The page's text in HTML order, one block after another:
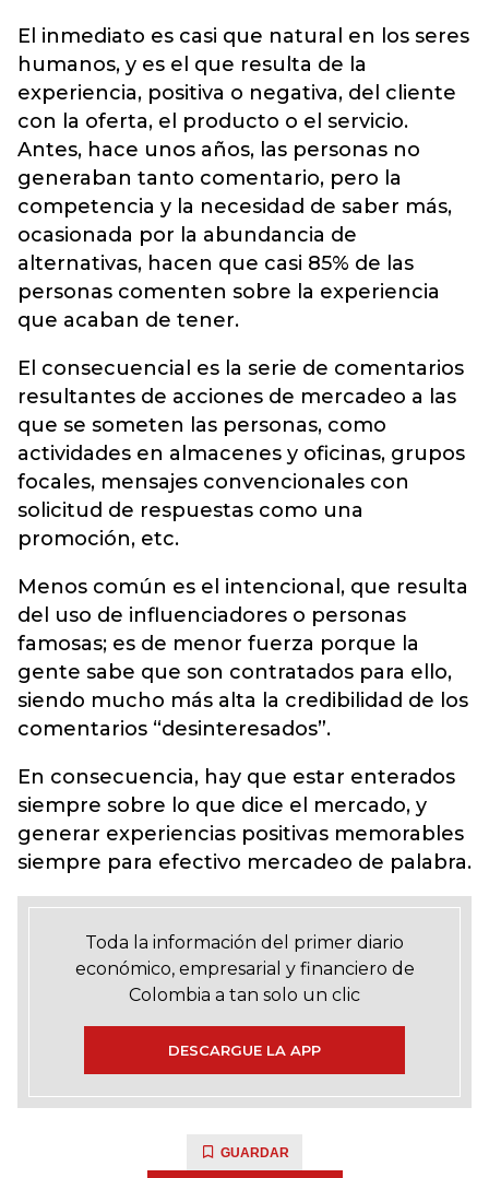
El inmediato es casi que natural en los seres
humanos, y es el que resulta de la
experiencia, positiva o negativa, del cliente
con la oferta, el producto o el servicio.
Antes, hace unos años, las personas no
generaban tanto comentario, pero la
competencia y la necesidad de saber más,
ocasionada por la abundancia de
alternativas, hacen que casi 85% de las
personas comenten sobre la experiencia
que acaban de tener.
El consecuencial es la serie de comentarios
resultantes de acciones de mercadeo a las
que se someten las personas, como
actividades en almacenes y oficinas, grupos
focales, mensajes convencionales con
solicitud de respuestas como una
promoción, etc.
Menos común es el intencional, que resulta
del uso de influenciadores o personas
famosas; es de menor fuerza porque la
gente sabe que son contratados para ello,
siendo mucho más alta la credibilidad de los
comentarios “desinteresados”.
En consecuencia, hay que estar enterados
siempre sobre lo que dice el mercado, y
generar experiencias positivas memorables
siempre para efectivo mercadeo de palabra.
Toda la información del primer diario
económico, empresarial y financiero de
Colombia a tan solo un clic
DESCARGUE LA APP
GUARDAR